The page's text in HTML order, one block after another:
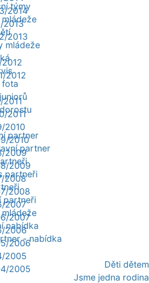
týmy
mládeže
fota
partner
partner
partneři
partneři
nabídka
- nabídka
Děti dětem
Jsme jedna rodina
2014
2013
2013
2012
2012
2011
2010
2010
2009
2009
2008
2008
2007
2007
2006
2006
2005
2005